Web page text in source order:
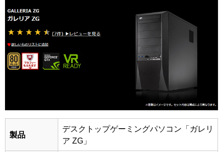
製品
デスクトップゲーミングパソコン「ガレリ
ア ZG」